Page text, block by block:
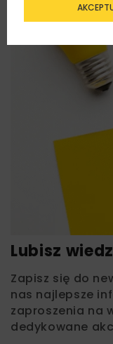
Lubisz
Zapisz się do
nas najlepsze
zaproszenia na
dedykowane